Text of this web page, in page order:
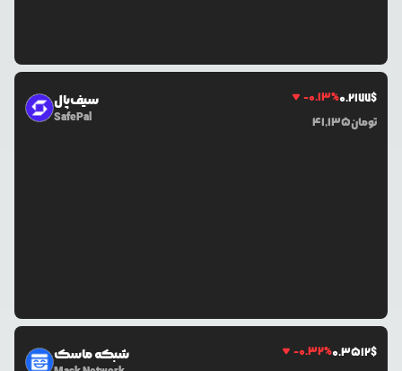
سیف‌پال
SafePal
-0.13%0.2177$
41,135تومان
شبکه ماسک -0.32%0.3512$